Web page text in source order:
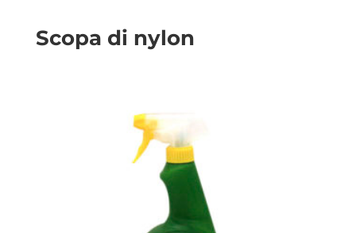
Scopa di nylon